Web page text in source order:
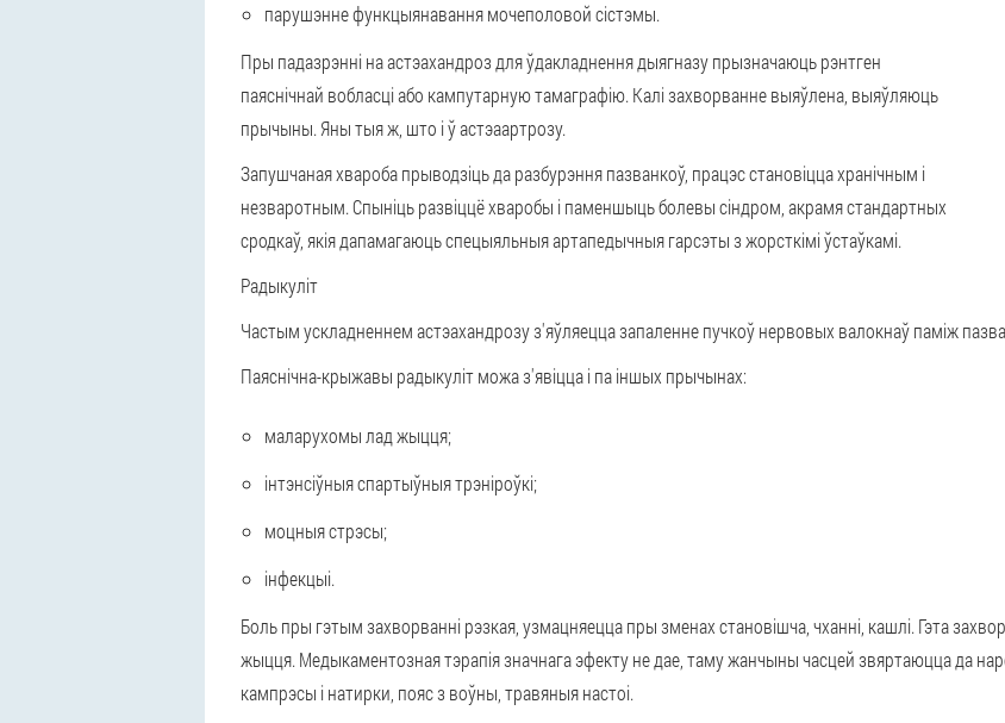
парушэнне функцыянавання мочеполовой сістэмы.
Пры падазрэнні на астэахандроз для ўдакладнення дыягназупрызначаюць рэнтген
паяснічнай вобласці або кампутарную тамаграфію. Калі захворванне выяўлена, выяўляюць
прычыны. Яны тыя ж, што і ў астэаартрозу.
Запушчаная хвароба прыводзіць даразбурэння пазванкоў, працэс становіцца хранічным і
незваротным. Спыніць развіццё хваробы і паменшыць болевы сіндром, акрамя стандартных
сродкаў, якія дапамагаюць спецыяльныя артапедычныя гарсэты з жорсткімі ўстаўкамі.
Радыкуліт
Частым ускладненнем астэахандрозу з'яўляеццазапаленне пучкоў нервовых валокнаўпаміж
Паяснічна-крыжавы радыкулітможа з'явіцца і па іншых прычынах:
маларухомы лад жыцця;
інтэнсіўныя спартыўныя трэніроўкі;
моцныя стрэсы;
інфекцыі.
Боль пры гэтым захворванні рэзкая, узмацняецца пры зменах становішча, чханні, кашлі. Гэта
жыцця. Медыкаментозная тэрапія значнага эфекту не дае , таму жанчыны часцей звяртаюцца да
кампрэсы і натирки, пояс з воўны, травяныя настоі.